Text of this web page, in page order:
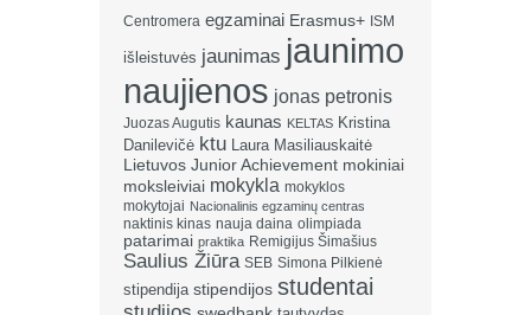
Centromera egzaminai Erasmus+ ISM
išleistuvės jaunimas jaunimo
naujienos jonas petronis
Juozas Augutis kaunas KELTAS Kristina
Danilevičė ktu Laura Masiliauskaitė
Lietuvos Junior Achievement mokiniai
moksleiviai mokykla mokyklos
mokytojai Nacionalinis egzaminų centras
naktinis kinas nauja daina olimpiada
patarimai praktika Remigijus Šimašius
Saulius Žiūra SEB Simona Pilkienė
stipendija stipendijos studentai